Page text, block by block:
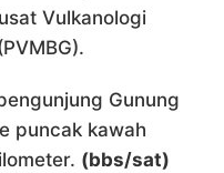
Vulkanologi
Gunung
puncak kawah
(bbs/sat)